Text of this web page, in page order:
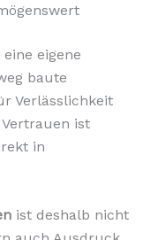
eigene
baute
Verlässlichkeit
ist
in
ist deshalb nicht